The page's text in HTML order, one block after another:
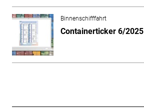
Binnenschifffahrt
Containerticker 6/2025